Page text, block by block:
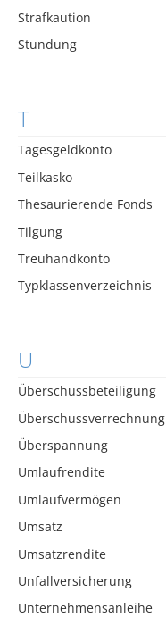
Strafkaution
Stundung
T
Tagesgeldkonto
Teilkasko
Thesaurierende Fonds
Tilgung
Treuhandkonto
Typklassenverzeichnis
U
Überschussbeteiligung
Überschussverrechnung
Überspannung
Umlaufrendite
Umlaufvermögen
Umsatz
Umsatzrendite
Unfallversicherung
Unternehmensanleihe